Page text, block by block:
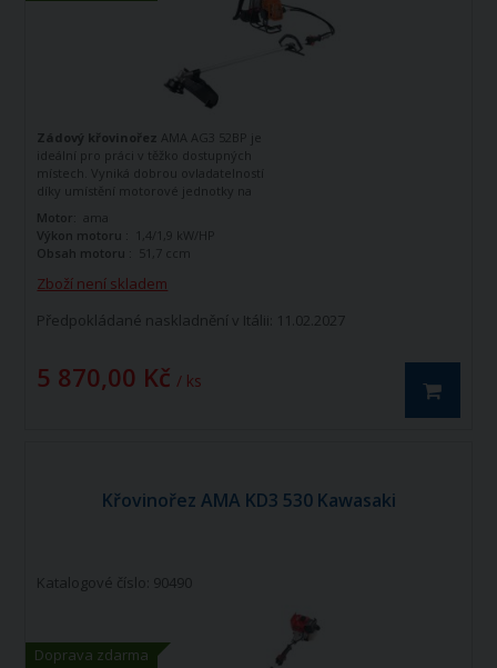
Zboží není skladem
Předpokládané naskladnění v Itálii: 11.02.2027
5 870,00 Kč / ks
Zádový křovinořez AMA AG3 52BP je
ideální pro práci v těžko dostupných
místech. Vyniká dobrou ovladatelností
díky umístění motorové jednotky na
Motor:
ama
Výkon motoru :
1,4/1,9 kW/HP
Obsah motoru :
51,7 ccm
Křovinořez AMA KD3 530 Kawasaki
Doprava zdarma
Katalogové číslo: 90490